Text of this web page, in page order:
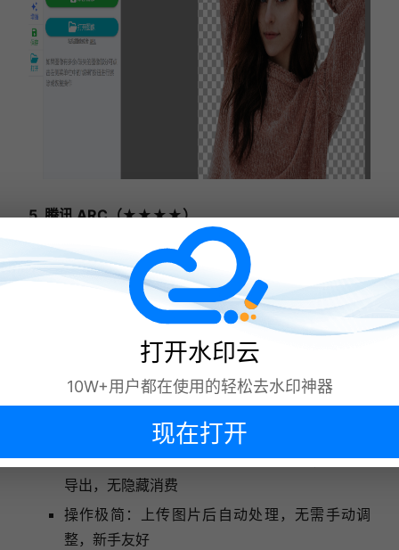
5. 腾讯 ARC（★★★★）
适配平台：网页端（全平台通用），腾讯应用研究中心
出品，无广告纯白界面
大厂技术保障：依托腾讯 AI 实验室算法，抠图
精度高，边缘处理自然
多功能集成：除抠图外，还提供老照片修复、画
质增强、图像上色等实用功能
完全免费无限制：无每日处理次数限制，无水印
导出，无隐藏消费
操作极简：上传图片后自动处理，无需手动调
整，新手友好
打开水印云
10W+用户都在使用的轻松去水印神器
现在打开
下次再说